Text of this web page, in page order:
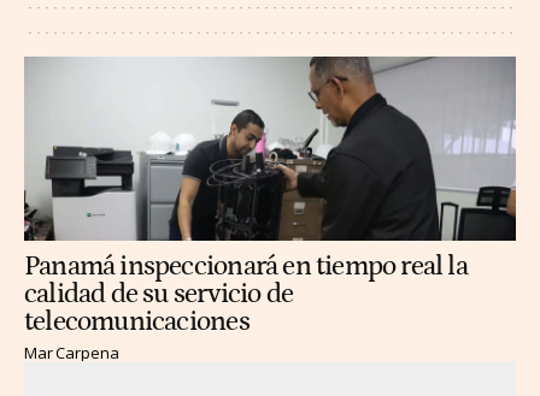
Panamá inspeccionará en tiempo real la
calidad de su servicio de
telecomunicaciones
Mar Carpena